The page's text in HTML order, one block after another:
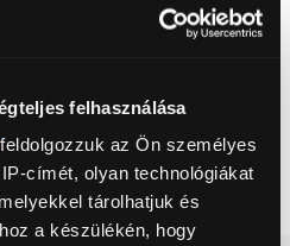
felhasználása
feldolgozzuk az Ön személyes
címét, olyan technológiákat
tárolhatjuk és
a készülékén, hogy
Termék adatlap
Alulfagyasztós
kombinált hűtőszekrény
119 999 Ft